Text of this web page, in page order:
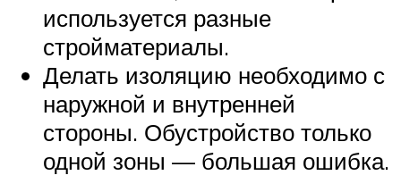
используется разные
стройматериалы.
Делать изоляцию необходимо с
наружной и внутренней
стороны. Обустройство только
одной зоны — большая ошибка.